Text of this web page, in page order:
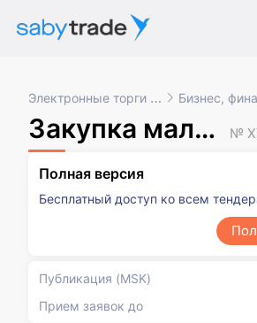
Электронные торги и закупки Бизнес, финансы,
Закупка малого объема
Полная версия
Бесплатный доступ ко всем
Публикация (MSK)
Прием заявок до